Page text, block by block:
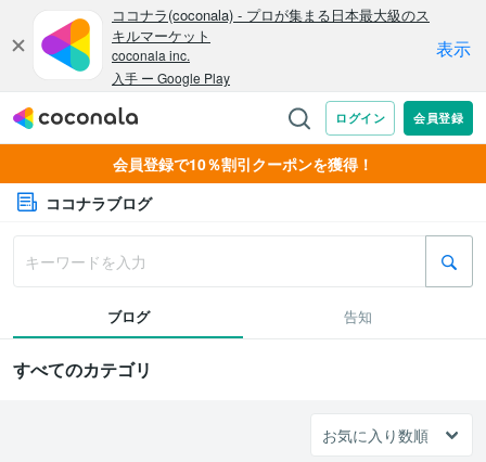
会員登録で10％割引クーポンを獲得！
ココナラブログ
ブログ 告知
すべてのカテゴリ